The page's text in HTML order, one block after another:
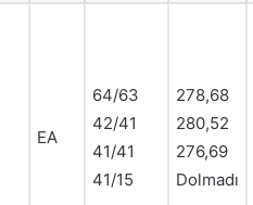
EA
64/63
42/41
41/41
41/15
278,68
280,52
276,69
Dolmadı